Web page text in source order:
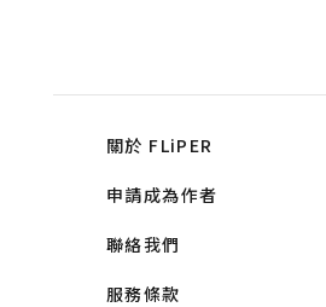
關於 FLiPER
申請成為作者
聯絡我們
服務條款